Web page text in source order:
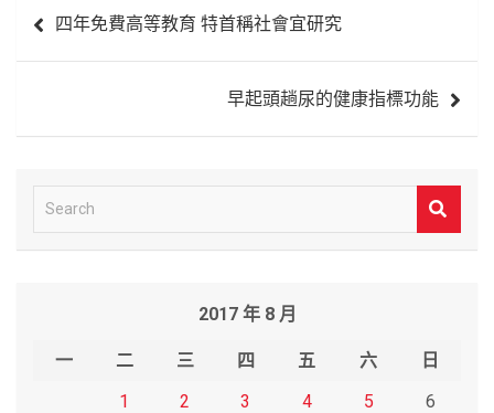
章
四年免費高等教育 特首稱社會宜研究
早起頭趟尿的健康指標功能
e
2017 年 8 月
一 二 三 四 五 六
日
1
2 3 4 5
6